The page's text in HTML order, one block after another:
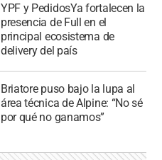
YPF y PedidosYa fortalecen la
presencia de Full en el
principal ecosistema de
delivery del país
Briatore puso bajo la lupa al
área técnica de Alpine: “No sé
por qué no ganamos”